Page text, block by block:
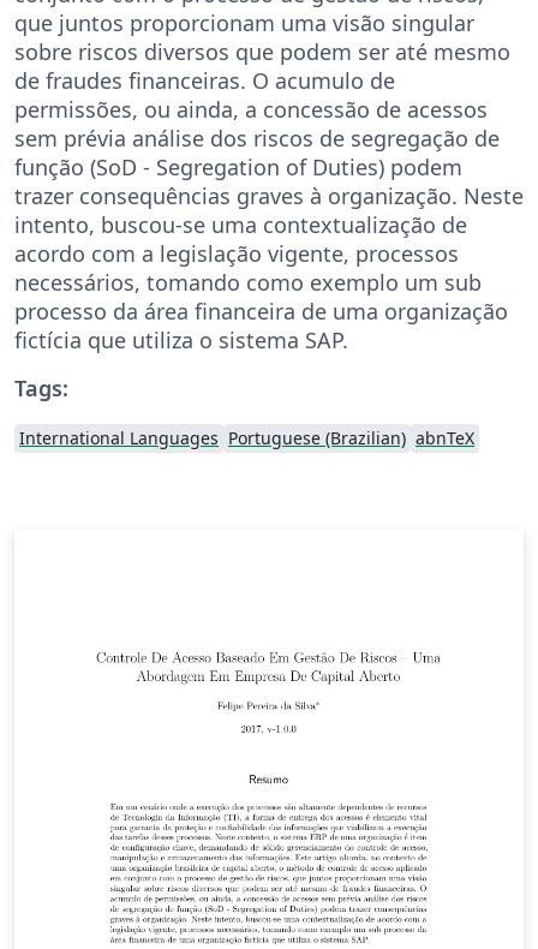
que juntos proporcionam uma visão singular
sobre riscos diversos que podem ser até mesmo
de fraudes financeiras. O acumulo de
permissões, ou ainda, a concessão de acessos
sem prévia análise dos riscos de segregação de
função (SoD - Segregation of Duties) podem
trazer consequências graves à organização. Neste
intento, buscou-se uma contextualização de
acordo com a legislação vigente, processos
necessários, tomando como exemplo um sub
processo da área financeira de uma organização
fictícia que utiliza o sistema SAP.
Tags:
International Languages Portuguese (Brazilian) abnTeX